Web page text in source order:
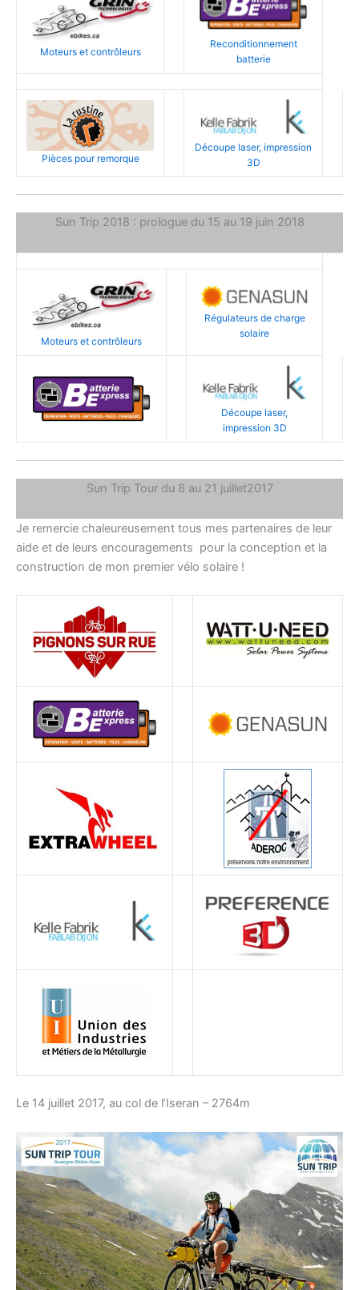
Moteurs et contrôleurs
Reconditionnement
batterie
Pièces pour remorque
Découpe laser, impression
3D
Sun Trip 2018 : prologue du 15 au 19 juin 2018
Moteurs et contrôleurs
Régulateurs de charge
solaire
Découpe laser,
impression 3D
Sun Trip Tour du 8 au 21 juillet2017
Je remercie chaleureusement tous mes partenaires de leur
aide et de leurs encouragements pour la conception et la
construction de mon premier vélo solaire !
Le 14 juillet 2017, au col de l’Iseran – 2764m